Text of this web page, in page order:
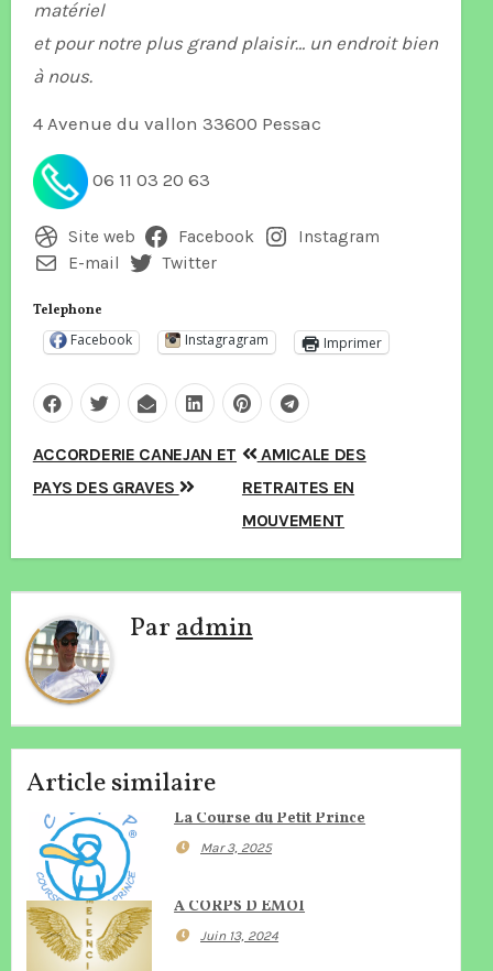
matériel
et pour notre plus grand plaisir… un endroit bien
à nous.
4 Avenue du vallon 33600 Pessac
06 11 03 20 63
Site web Facebook
Instagram
E-mail
Twitter
Telephone
Facebook Instagragram Imprimer
Navigation
de
ACCORDERIE CANEJAN ET
PAYS DES GRAVES
AMICALE DES
RETRAITES EN
MOUVEMENT
Paradmin
Article similaire
La Course du Petit Prince
Mar 3, 2025
A CORPS D ÉMOI
Juin 13, 2024